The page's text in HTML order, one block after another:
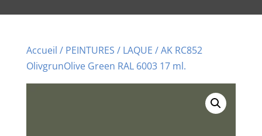
Accueil / PEINTURES / LAQUE / AK RC852
OlivgrunOlive Green RAL 6003 17 ml.